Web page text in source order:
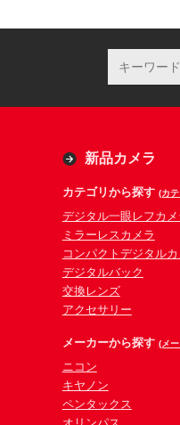
新品カメラ
カテゴリから探す (カ
デジタル一眼レフカメ
ミラーレスカメラ
コンパクトデジタルカ
デジタルバック
交換レンズ
アクセサリー
メーカーから探す (メ
ニコン
キヤノン
ペンタックス